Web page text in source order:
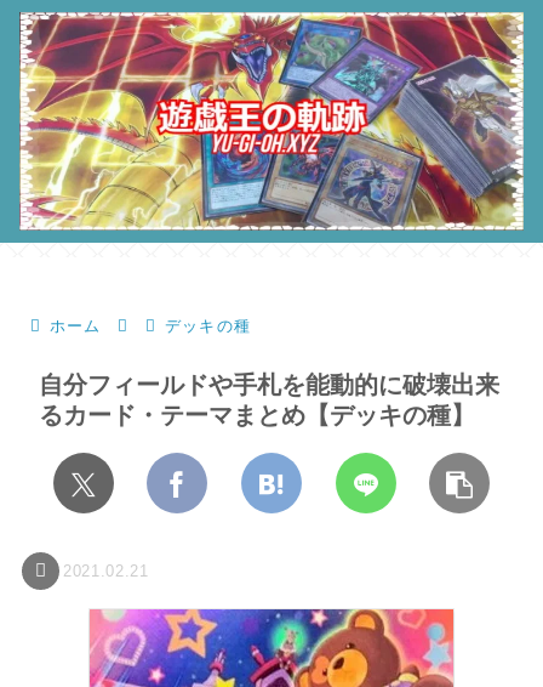
ホーム デッキの種
自分フィールドや手札を能動的に破壊出来
るカード・テーマまとめ【デッキの種】
2021.02.21